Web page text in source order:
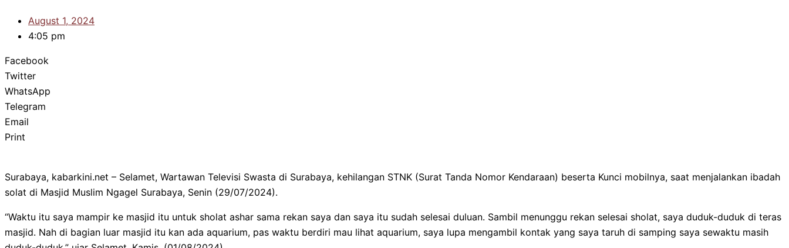
August 1, 2024
4:05 pm
Facebook
Twitter
WhatsApp
Telegram
Email
Print
Surabaya, kabarkini.net – Selamet, Wartawan Televisi Swasta di Surabaya, kehilangan STNK (Surat Tanda Nomor Kendaraan) beserta Kunci mobilnya, saat menjalankan ibadah
solat di Masjid Muslim Ngagel Surabaya, Senin (29/07/2024).
“Waktu itu saya mampir ke masjid itu untuk sholat ashar sama rekan saya dan saya itu sudah selesai duluan. Sambil menunggu rekan selesai sholat, saya duduk-duduk di teras
masjid. Nah di bagian luar masjid itu kan ada aquarium, pas waktu berdiri mau lihat aquarium, saya lupa mengambil kontak yang saya taruh di samping saya sewaktu masih